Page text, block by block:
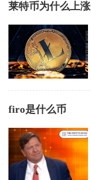
莱特币为什么上涨
firo是什么币